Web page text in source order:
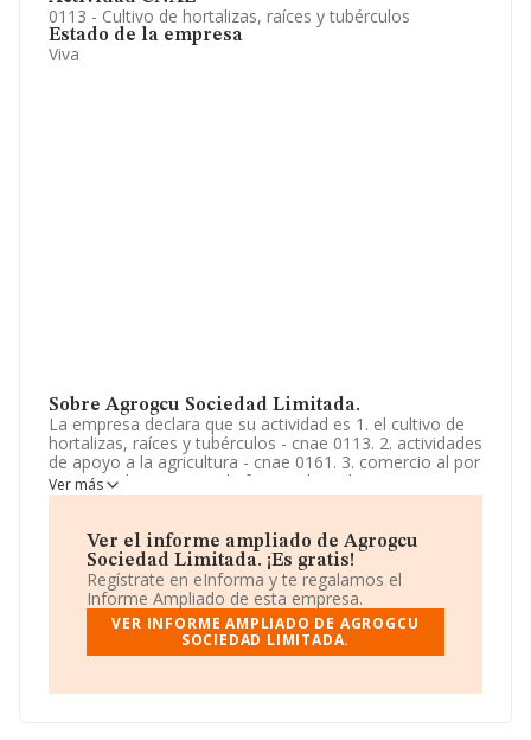
0113 - Cultivo de hortalizas, raíces y tubérculos
Estado de la empresa
Viva
Sobre Agrogcu Sociedad Limitada.
La empresa declara que su actividad es 1. el cultivo de
hortalizas, raíces y tubérculos - cnae 0113. 2. actividades
de apoyo a la agricultura - cnae 0161. 3. comercio al por
mayor y al por menor de frutas y hortalizas - cnae 4631
y 4721. 4. transporte de mercancías por carretera - cnae
registrada como Sociedad Limitada. La actividad de
referencia CNAE corresponde a 'Cultivo de hortalizas,
raíces y tubérculos', cuyo Código es 0113. La sociedad
no tiene actividad en mercados exteriores.
La empresa españolaAgrogcu Sociedad Limitada
NIF B19914928, se encuentra en Avenida D'ausias
Valencia, Comunidad Valenciana.
Ver más
Ver el informe ampliado de Agrogcu
Sociedad Limitada. ¡Es gratis!
Regístrate en eInforma y te regalamos el
Informe Ampliado de esta empresa.
VER INFORME AMPLIADO DE AGROGCU
SOCIEDAD LIMITADA.